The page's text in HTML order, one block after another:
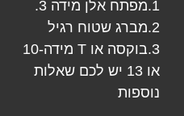
1.מפתח אלן מידה 3.
2.מברג שטוח רגיל
3.בוקסה או T מידה-10
או 13 יש לכם שאלות
נוספות